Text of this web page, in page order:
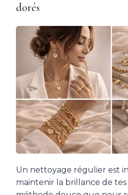
dorés
Un nettoyage régulier est
maintenir la brillance de tes